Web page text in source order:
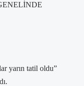
yarın tatil oldu”